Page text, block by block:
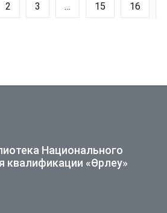
2 3 … 15 16
Национального
квалификации «Өрлеу»